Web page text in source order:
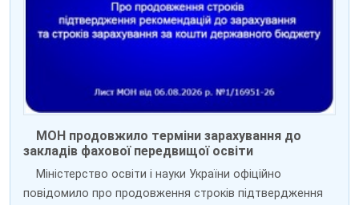
МОН продовжило терміни зарахування до
закладів фахової передвищої освіти
Міністерство освіти і науки України офіційно
повідомило про продовження строків підтвердження